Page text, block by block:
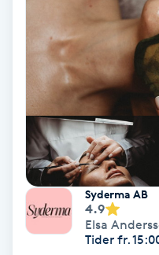
Hollywood Peel
Hot Stone Massage
Hot yoga
Hudföryngring
Huduppstramning
Syderma AB
4.9
Elsa
Tider fr.